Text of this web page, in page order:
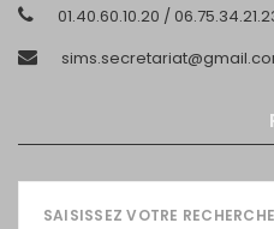
01.40.60.10.20 /